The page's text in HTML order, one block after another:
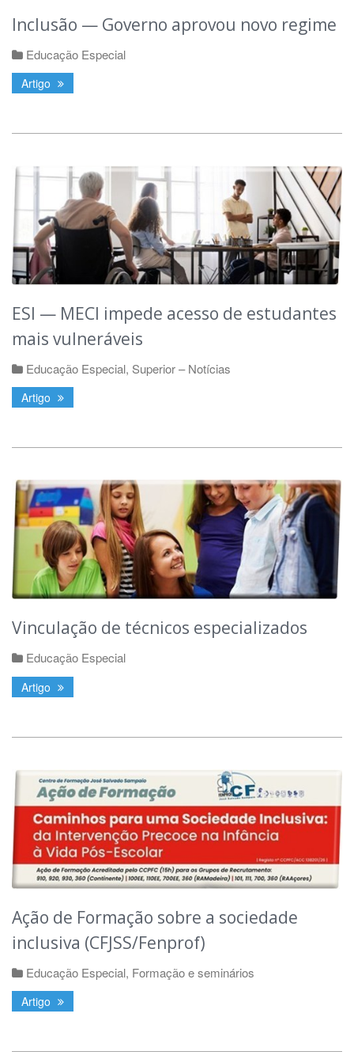
Inclusão — Governo aprovou novo regime
Educação Especial
Artigo
ESI — MECI impede acesso de estudantes
mais vulneráveis
Educação Especial, Superior – Notícias
Artigo
Vinculação de técnicos especializados
Educação Especial
Artigo
Ação de Formação sobre a sociedade
inclusiva (CFJSS/Fenprof)
Educação Especial, Formação e seminários
Artigo